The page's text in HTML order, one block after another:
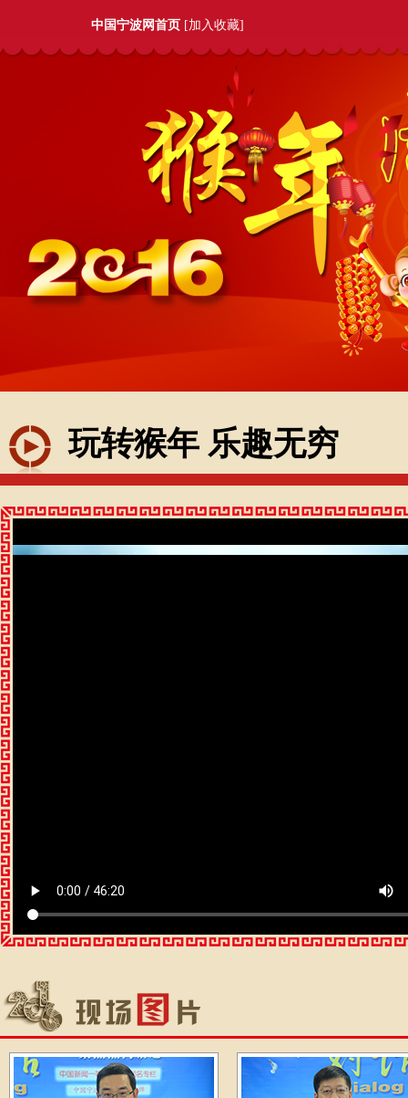
中国宁波网首页 [加入收藏]
玩转猴年 乐趣无穷